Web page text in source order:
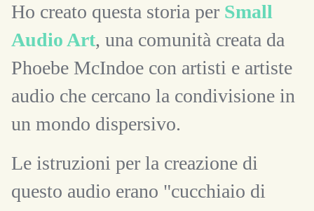
Ho creato questa storia per Small
Audio Art, una comunità creata da
Phoebe McIndoe con artisti e artiste
audio che cercano la condivisione in
un mondo dispersivo.
Le istruzioni per la creazione di
questo audio erano "cucchiaio di